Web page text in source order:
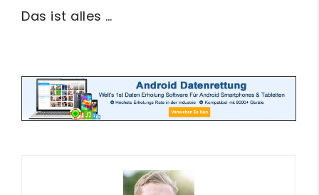
Das ist alles …